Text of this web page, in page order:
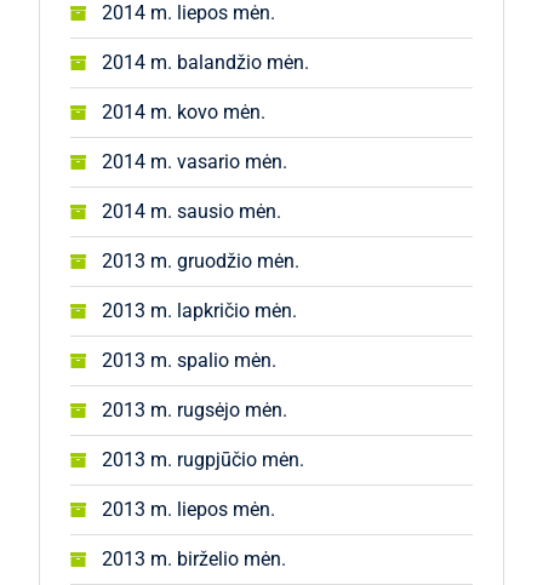
2014 m. liepos mėn.
2014 m. balandžio mėn.
2014 m. kovo mėn.
2014 m. vasario mėn.
2014 m. sausio mėn.
2013 m. gruodžio mėn.
2013 m. lapkričio mėn.
2013 m. spalio mėn.
2013 m. rugsėjo mėn.
2013 m. rugpjūčio mėn.
2013 m. liepos mėn.
2013 m. birželio mėn.